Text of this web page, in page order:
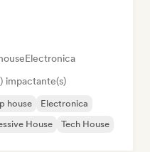
Electronica
impactante(s)
house
Electronica
House Tech House